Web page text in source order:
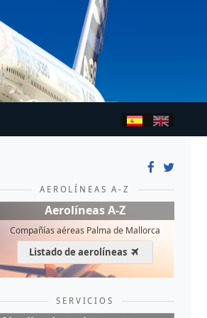
AEROLÍNEAS A-Z
Aerolíneas A-Z
Compañías aéreas Palma de Mallorca
Listado de aerolíneas
SERVICIOS